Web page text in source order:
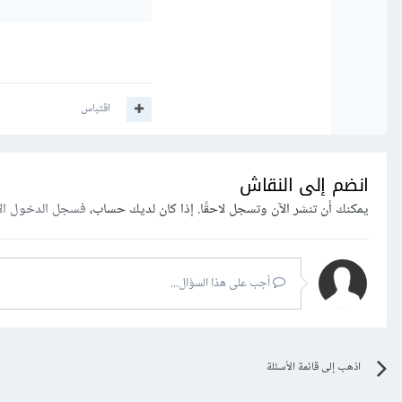
اقتباس
انضم إلى النقاش
يمكنك أن تنشر الآن وتسجل لاحقًا. إذا كان لديك حساب،فسجل الدخول
أجب على هذا السؤال...
اذهب إلى قائمة الأسئلة